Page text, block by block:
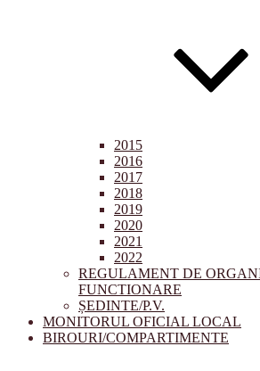
2015
2016
2017
2018
2019
2020
2021
2022
REGULAMENT DE
FUNCTIONARE
ȘEDINTE/P.V.
MONITORUL OFICIAL LOCAL
BIROURI/COMPARTIMENTE